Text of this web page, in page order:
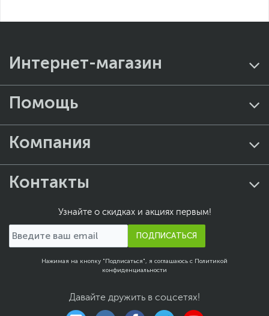
Интернет-магазин
Помощь
Компания
Контакты
Узнайте о скидках и акциях первым!
ПОДПИСАТЬСЯ
Нажимая на кнопку "Подписаться", я соглашаюсь с Политикой
конфиденциальности
Давайте дружить в соцсетях!